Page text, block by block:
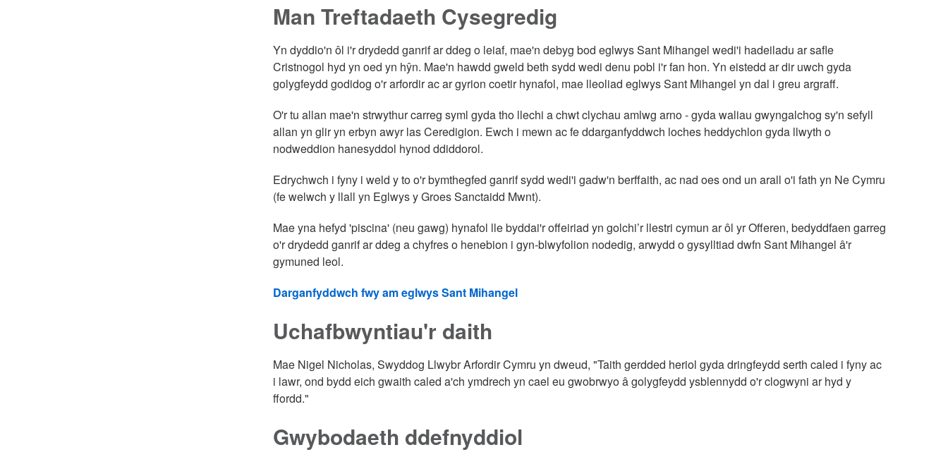
Man Treftadaeth Cysegredig
Yn dyddio'n ôl i'r drydedd ganrif ar ddeg o leiaf, mae'n debyg bod eglwys Sant Mihangel wedi'i hadeiladu ar safle
Cristnogol hyd yn oed yn hŷn. Mae'n hawdd gweld beth sydd wedi denu pobl i'r fan hon. Yn eistedd ar dir uwch gyda
golygfeydd godidog o'r arfordir ac ar gyrion coetir hynafol, mae lleoliad eglwys Sant Mihangel yn dal i greu argraff.
O'r tu allan mae'n strwythur carreg syml gyda tho llechi a chwt clychau amlwg arno - gyda waliau gwyngalchog sy'n sefyll
allan yn glir yn erbyn awyr las Ceredigion. Ewch i mewn ac fe ddarganfyddwch loches heddychlon gyda llwyth o
nodweddion hanesyddol hynod ddiddorol.
Edrychwch i fyny i weld y to o'r bymthegfed ganrif sydd wedi'i gadw'n berffaith, ac nad oes ond un arall o'i fath yn Ne Cymru
(fe welwch y llall yn Eglwys y Groes Sanctaidd Mwnt).
Mae yna hefyd 'piscina' (neu gawg) hynafol lle byddai'r offeiriad yn golchi’r llestri cymun ar ôl yr Offeren, bedyddfaen garreg
o'r drydedd ganrif ar ddeg a chyfres o henebion i gyn-blwyfolion nodedig, arwydd o gysylltiad dwfn Sant Mihangel â'r
gymuned leol.
Darganfyddwch fwy am eglwys Sant Mihangel
Uchafbwyntiau'r daith
Mae Nigel Nicholas, Swyddog Llwybr Arfordir Cymru yn dweud, "Taith gerdded heriol gyda dringfeydd serth caled i fyny ac
i lawr, ond bydd eich gwaith caled a'ch ymdrech yn cael eu gwobrwyo â golygfeydd ysblennydd o'r clogwyni ar hyd y
ffordd."
Gwybodaeth ddefnyddiol